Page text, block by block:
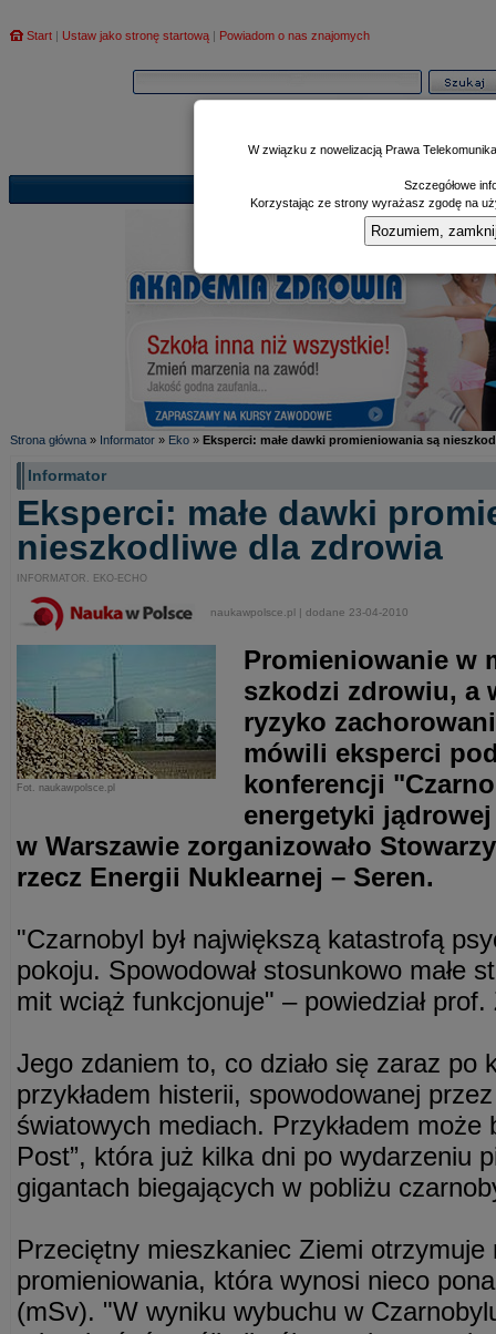
Start | Ustaw jako stronę startową | Powiadom o nas znajomych
Poczekalnia|
Strona główna » Informator » Eko » Eksperci: małe dawki promieniowania są
Informator
Eksperci: małe dawki
nieszkodliwe dla zdrowia
INFORMATOR. EKO-ECHO
naukawpolsce.pl | dodane 23-04-2010
Fot. naukawpolsce.pl
Promieniowanie w
szkodzi zdrowiu, a
ryzyko
mówili eksperci
konferencji
energetyki
w Warszawie zorganizowało
rzecz Energii Nuklearnej – Seren.
"Czarnobyl był największą katastrofą
pokoju. Spowodował stosunkowo małe
mit wciąż funkcjonuje" – powiedział
Jego zdaniem to, co działo się zaraz po
przykładem histerii, spowodowanej
światowych mediach. Przykładem
Post”, która już kilka dni po wydarzeniu
gigantach biegających w pobliżu
Przeciętny mieszkaniec Ziemi otrzymuje
promieniowania, która wynosi nieco
(mSv). "W wyniku wybuchu w
W związku z nowelizacją Prawa
Szczegółowe
Korzystając ze strony wyrażasz zgodę na
Rozumiem,